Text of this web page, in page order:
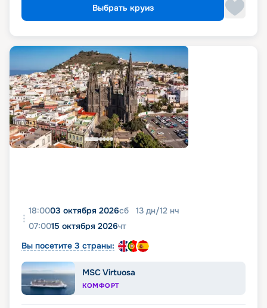
Выбрать круиз
18:0003 октября 2026сб 13 дн/12 нч
07:0015 октября 2026чт
Вы посетите 3 страны:
MSC Virtuosa
КОМФОРТ